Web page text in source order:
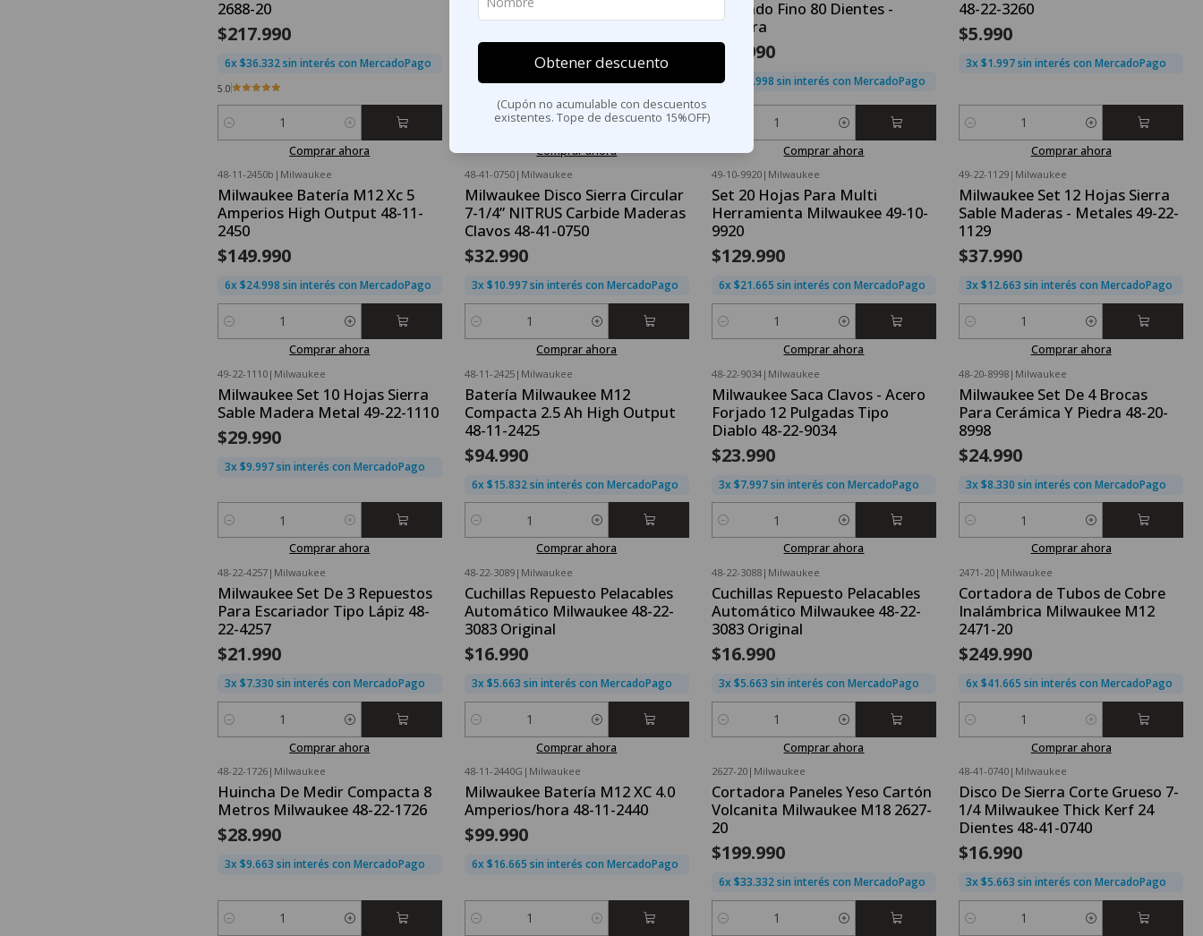
2688-20
$217.990
6x $36.332 sin interés con MercadoPago
5.0
Cantidad
Comprar ahora
$91.990
6x $15.332 sin interés con MercadoPago
Comprar ahora
Acabado Fino 80 Dientes -
Madera
$83.990
6x $13.998 sin interés con MercadoPago
Comprar ahora
48-22-3260
$5.990
3x $1.997 sin interés con MercadoPago
Cantidad
Comprar ahora
48-11-2450b | Milwaukee
Milwaukee Batería M12 Xc 5
Amperios High Output 48-11-
2450
$149.990
6x $24.998 sin interés con MercadoPago
Cantidad
Comprar ahora
48-41-0750| Milwaukee
Milwaukee Disco Sierra Circular
7-1/4” NITRUS Carbide Maderas
Clavos 48-41-0750
$32.990
3x $10.997 sin interés con MercadoPago
Cantidad
Comprar ahora
49-10-9920| Milwaukee
Set 20 Hojas Para Multi
Herramienta Milwaukee 49-10-
9920
$129.990
6x $21.665 sin interés con MercadoPago
Cantidad
Comprar ahora
49-22-1129| Milwaukee
Milwaukee Set 12 Hojas Sierra
Sable Maderas - Metales 49-22-
1129
$37.990
3x $12.663 sin interés con MercadoPago
Cantidad
Comprar ahora
49-22-1110| Milwaukee
Milwaukee Set 10 Hojas Sierra
Sable Madera Metal 49-22-1110
$29.990
3x $9.997 sin interés con MercadoPago
Cantidad
Comprar ahora
48-11-2425| Milwaukee
Batería Milwaukee M12
Compacta 2.5 Ah High Output
48-11-2425
$94.990
6x $15.832 sin interés con MercadoPago
Cantidad
Comprar ahora
48-22-9034| Milwaukee
Milwaukee Saca Clavos - Acero
Forjado 12 Pulgadas Tipo
Diablo 48-22-9034
$23.990
3x $7.997 sin interés con MercadoPago
Cantidad
Comprar ahora
48-20-8998| Milwaukee
Milwaukee Set De 4 Brocas
Para Cerámica Y Piedra 48-20-
8998
$24.990
3x $8.330 sin interés con MercadoPago
Cantidad
Comprar ahora
48-22-4257| Milwaukee
Milwaukee Set De 3 Repuestos
Para Escariador Tipo Lápiz 48-
22-4257
$21.990
3x $7.330 sin interés con MercadoPago
Cantidad
Comprar ahora
48-22-3089| Milwaukee
Cuchillas Repuesto Pelacables
Automático Milwaukee 48-22-
3083 Original
$16.990
3x $5.663 sin interés con MercadoPago
Cantidad
Comprar ahora
48-22-3088| Milwaukee
Cuchillas Repuesto Pelacables
Automático Milwaukee 48-22-
3083 Original
$16.990
3x $5.663 sin interés con MercadoPago
Cantidad
Comprar ahora
2471-20| Milwaukee
Cortadora de Tubos de Cobre
Inalámbrica Milwaukee M12
2471-20
$249.990
6x $41.665 sin interés con MercadoPago
Cantidad
Comprar ahora
48-22-1726| Milwaukee
Huincha De Medir Compacta 8
Metros Milwaukee 48-22-1726
$28.990
3x $9.663 sin interés con MercadoPago
Cantidad
48-11-2440G | Milwaukee
Milwaukee Batería M12 XC 4.0
Amperios/hora 48-11-2440
$99.990
6x $16.665 sin interés con MercadoPago
Cantidad
2627-20| Milwaukee
Cortadora Paneles Yeso Cartón
Volcanita Milwaukee M18 2627-
20
$199.990
6x $33.332 sin interés con MercadoPago
Cantidad
48-41-0740| Milwaukee
Disco De Sierra Corte Grueso 7-
1/4 Milwaukee Thick Kerf 24
Dientes 48-41-0740
$16.990
3x $5.663 sin interés con MercadoPago
Cantidad
Obtener descuento
(Cupón no acumulable con descuentos
existentes. Tope de descuento 15%OFF)